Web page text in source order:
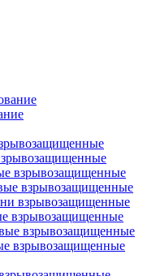
взрывозащищенные
взрывозащищенные
взрывозащищенные
взрывозащищенные
взрывозащищенные
взрывозащищенные